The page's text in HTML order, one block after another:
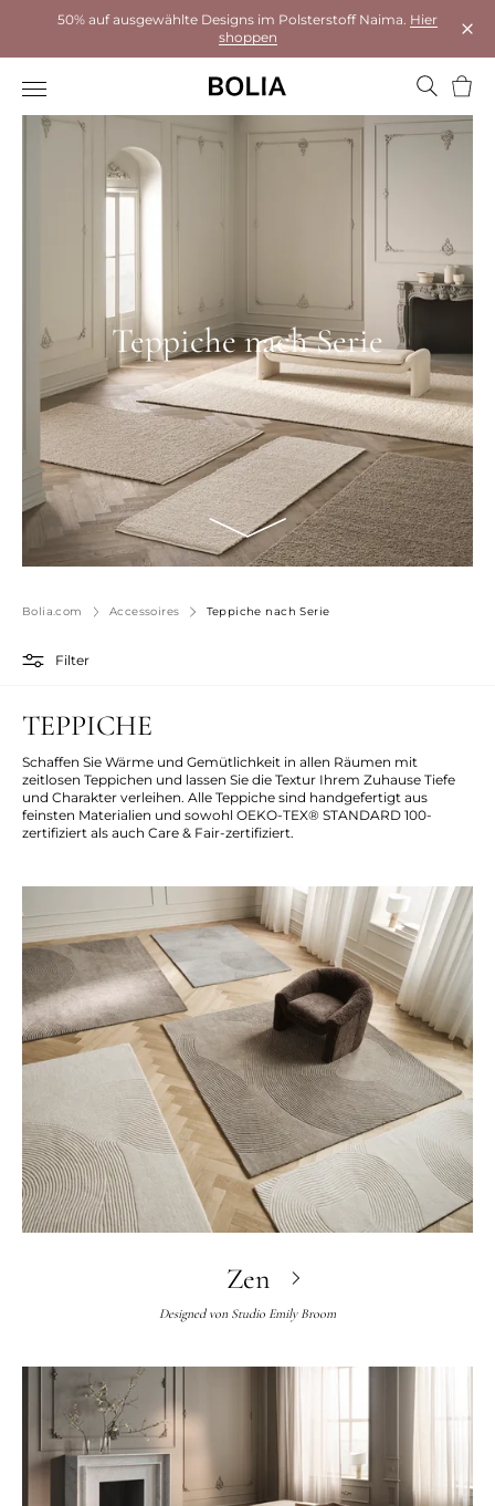
50% auf ausgewählte Designs im Polsterstoff Naima. Hier
shoppen
Teppiche nach Serie
Bolia.com Accessoires Teppiche nach Serie
Filter
TEPPICHE
Schaffen Sie Wärme und Gemütlichkeit in allen Räumen mit
zeitlosen Teppichen und lassen Sie die Textur Ihrem Zuhause Tiefe
und Charakter verleihen. Alle Teppiche sind handgefertigt aus
feinsten Materialien und sowohl OEKO-TEX® STANDARD 100-
zertifiziert als auch Care & Fair-zertifiziert.
Zen
Designed von Studio Emily Broom